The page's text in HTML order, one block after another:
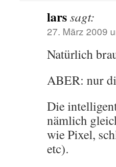
larssagt:
27. März 2009
Natürlich
ABER: nur
Die
nämlich
wie Pixel,
etc).